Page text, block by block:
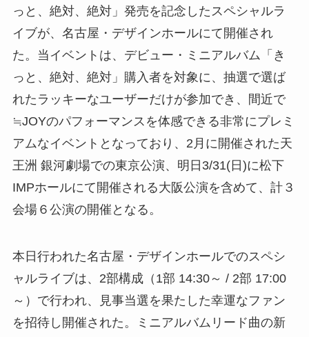
っと、絶対、絶対」発売を記念したスペシャルラ
イブが、名古屋・デザインホールにて開催され
た。当イベントは、デビュー・ミニアルバム「き
っと、絶対、絶対」購入者を対象に、抽選で選ば
れたラッキーなユーザーだけが参加でき、間近で
≒JOYのパフォーマンスを体感できる非常にプレミ
アムなイベントとなっており、2月に開催された天
王洲 銀河劇場での東京公演、明日3/31(日)に松下
IMPホールにて開催される大阪公演を含めて、計３
会場６公演の開催となる。
本日行われた名古屋・デザインホールでのスペシ
ャルライブは、2部構成（1部 14:30～ / 2部 17:00
～）で行われ、見事当選を果たした幸運なファン
を招待し開催された。ミニアルバムリード曲の新